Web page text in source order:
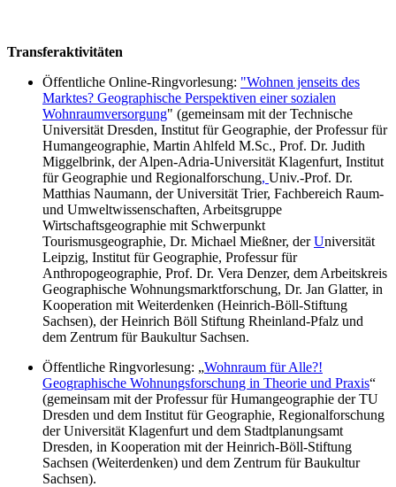
Transferaktivitäten
Öffentliche Online-Ringvorlesung: "Wohnen jenseits des
Marktes? Geographische Perspektiven einer sozialen
Wohnraumversorgung" (gemeinsam mit der Technische
Universität Dresden, Institut für Geographie, der Professur für
Humangeographie, Martin Ahlfeld M.Sc., Prof. Dr. Judith
Miggelbrink, der Alpen-Adria-Universität Klagenfurt, Institut
für Geographie und Regionalforschung, Univ.-Prof. Dr.
Matthias Naumann, der Universität Trier, Fachbereich Raum-
und Umweltwissenschaften, Arbeitsgruppe
Wirtschaftsgeographie mit Schwerpunkt
Tourismusgeographie, Dr. Michael Mießner, derUniversität
Leipzig, Institut für Geographie, Professur für
Anthropogeographie, Prof. Dr. Vera Denzer, dem Arbeitskreis
Geographische Wohnungsmarktforschung, Dr. Jan Glatter, in
Kooperation mit Weiterdenken (Heinrich-Böll-Stiftung
Sachsen), der Heinrich Böll Stiftung Rheinland-Pfalz und
dem Zentrum für Baukultur Sachsen.
Öffentliche Ringvorlesung: „Wohnraum für Alle?!
Geographische Wohnungsforschung in Theorie und Praxis“
(gemeinsam mit der Professur für Humangeographie der TU
Dresden und dem Institut für Geographie, Regionalforschung
der Universität Klagenfurt und dem Stadtplanungsamt
Dresden, in Kooperation mit der Heinrich-Böll-Stiftung
Sachsen (Weiterdenken) und dem Zentrum für Baukultur
Sachsen).